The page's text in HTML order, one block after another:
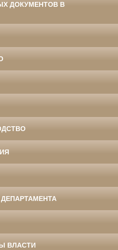
ДОКУМЕНТОВ В
ВЛАСТИ